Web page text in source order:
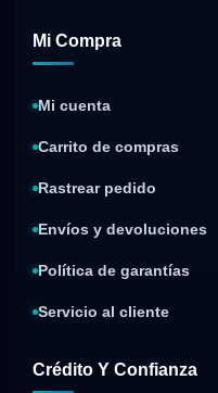
Mi Compra
Mi cuenta
Carrito de compras
Rastrear pedido
Envíos y devoluciones
Política de garantías
Servicio al cliente
Crédito Y Confianza